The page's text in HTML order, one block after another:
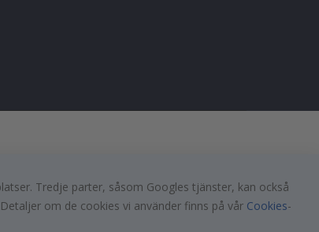
Tredje parter, såsom Googles tjänster, kan också
om de cookies vi använder finns på vår Cookies-